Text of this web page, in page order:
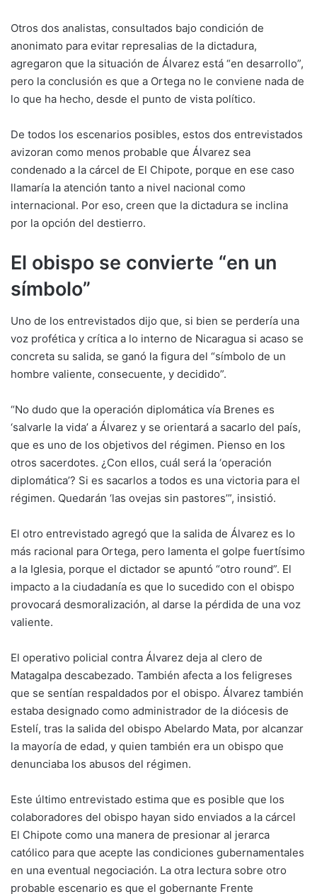
Otros dos analistas, consultados bajo condición de
anonimato para evitar represalias de la dictadura,
agregaron que la situación de Álvarez está “en desarrollo”,
pero la conclusión es que a Ortega no le conviene nada de
lo que ha hecho, desde el punto de vista político.
De todos los escenarios posibles, estos dos entrevistados
avizoran como menos probable que Álvarez sea
condenado a la cárcel de El Chipote, porque en ese caso
llamaría la atención tanto a nivel nacional como
internacional. Por eso, creen que la dictadura se inclina
por la opción del destierro.
El obispo se convierte “en un
símbolo”
Uno de los entrevistados dijo que, si bien se perdería una
voz profética y crítica a lo interno de Nicaragua si acaso se
concreta su salida, se ganó la figura del “símbolo de un
hombre valiente, consecuente, y decidido”.
“No dudo que la operación diplomática vía Brenes es
‘salvarle la vida’ a Álvarez y se orientará a sacarlo del país,
que es uno de los objetivos del régimen. Pienso en los
otros sacerdotes. ¿Con ellos, cuál será la ‘operación
diplomática’? Si es sacarlos a todos es una victoria para el
régimen. Quedarán ‘las ovejas sin pastores’”, insistió.
El otro entrevistado agregó que la salida de Álvarez es lo
más racional para Ortega, pero lamenta el golpe fuertísimo
a la Iglesia, porque el dictador se apuntó “otro round”. El
impacto a la ciudadanía es que lo sucedido con el obispo
provocará desmoralización, al darse la pérdida de una voz
valiente.
El operativo policial contra Álvarez deja al clero de
Matagalpa descabezado. También afecta a los feligreses
que se sentían respaldados por el obispo. Álvarez también
estaba designado como administrador de la diócesis de
Estelí, tras la salida del obispo Abelardo Mata, por alcanzar
la mayoría de edad, y quien también era un obispo que
denunciaba los abusos del régimen.
Este último entrevistado estima que es posible que los
colaboradores del obispo hayan sido enviados a la cárcel
El Chipote como una manera de presionar al jerarca
católico para que acepte las condiciones gubernamentales
en una eventual negociación. La otra lectura sobre otro
probable escenario es que el gobernante Frente